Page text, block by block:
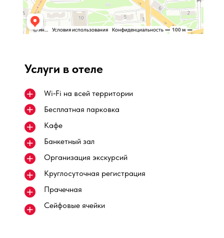
Wi‑Fi на всей территории
Бесплатная парковка
Кафе
Банкетный зал
Организация экскурсий
Круглосуточная регистрация
Прачечная
Сейфовые ячейки
Услуги в отеле